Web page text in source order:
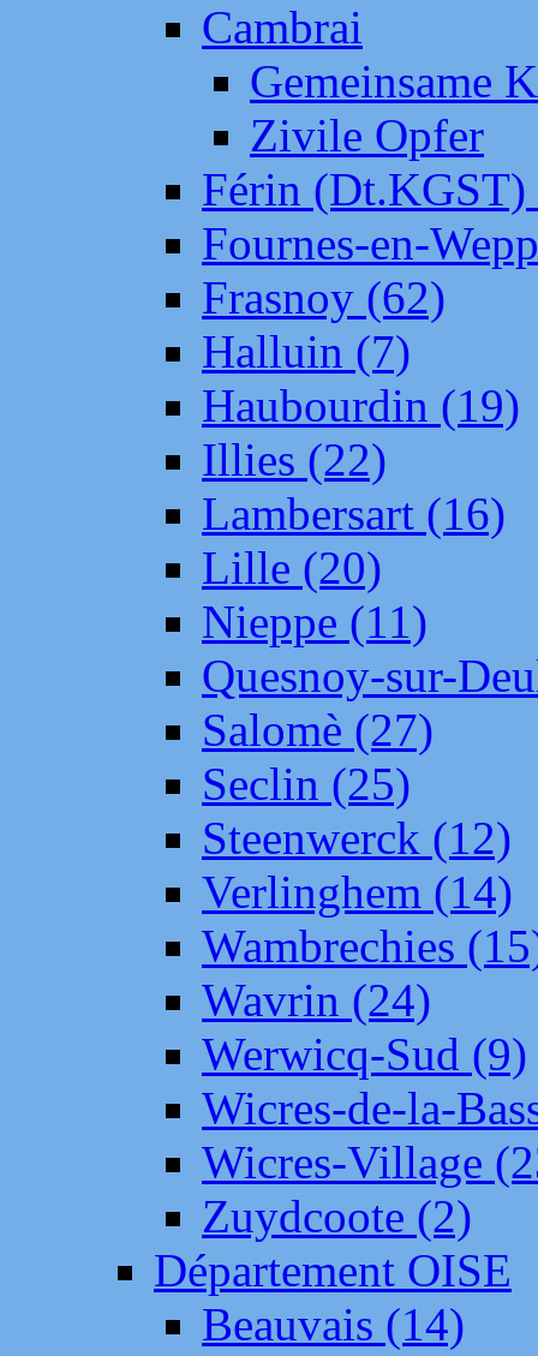
Cambrai
Gemeinsame
Zivile Opfer
Férin (Dt.KGST)
Fournes-en-
Frasnoy (62)
Halluin (7)
Haubourdin (19)
Illies (22)
Lambersart (16)
Lille (20)
Nieppe (11)
Quesnoy-sur-
Salomè (27)
Seclin (25)
Steenwerck (12)
Verlinghem (14)
Wambrechies
Wavrin (24)
Werwicq-Sud (9)
Wicres-de-la-
Wicres-Village
Zuydcoote (2)
Département OISE
Beauvais (14)